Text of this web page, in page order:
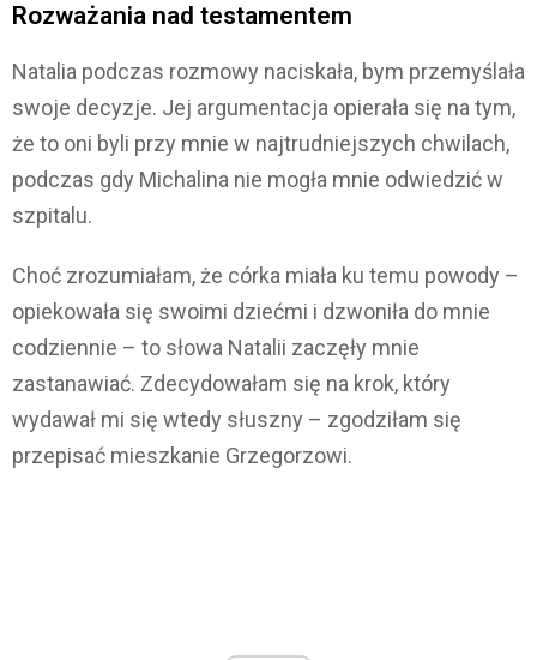
Rozważania nad testamentem
Natalia podczas rozmowy naciskała, bym przemyślała
swoje decyzje. Jej argumentacja opierała się na tym,
że to oni byli przy mnie w najtrudniejszych chwilach,
podczas gdy Michalina nie mogła mnie odwiedzić w
szpitalu.
Choć zrozumiałam, że córka miała ku temu powody –
opiekowała się swoimi dziećmi i dzwoniła do mnie
codziennie – to słowa Natalii zaczęły mnie
zastanawiać. Zdecydowałam się na krok, który
wydawał mi się wtedy słuszny – zgodziłam się
przepisać mieszkanie Grzegorzowi.